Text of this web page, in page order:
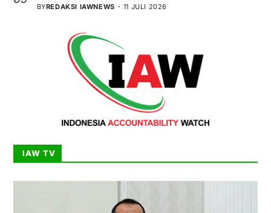
BYREDAKSI IAWNEWS 11 JULI 2026
IAW TV